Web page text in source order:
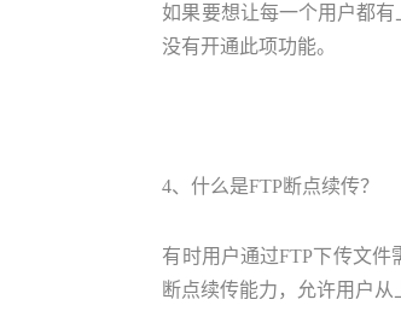
如果要想让每一个用户都
没有开通此项功能。
4、什么是FTP断点续传？
有时用户通过FTP下传文件
断点续传能力，允许用户从